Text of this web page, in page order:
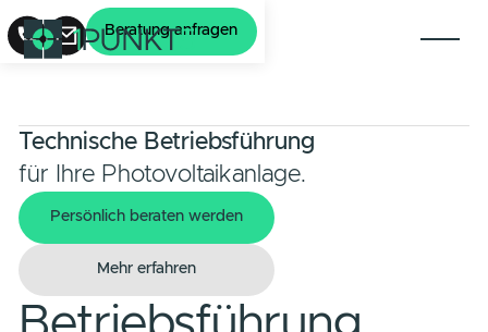
Beratung anfragen
Technische Betriebsführung
für Ihre Photovoltaikanlage.
Persönlich beraten werden
Persönlich beraten werden
Mehr erfahren
Mehr erfahren